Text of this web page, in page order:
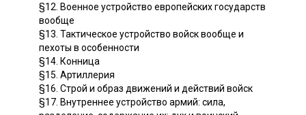
§12. Военное устройство европейских государств
вообще
§13. Тактическое устройство войск вообще и
пехоты в особенности
§14. Конница
§15. Артиллерия
§16. Строй и образ движений и действий войск
§17. Внутреннее устройство армий: сила,